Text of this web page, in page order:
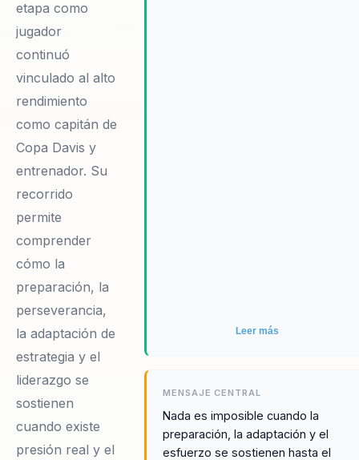
etapa como
jugador
continuó
vinculado al alto
rendimiento
como capitán de
Copa Davis y
entrenador. Su
recorrido
permite
comprender
cómo la
preparación, la
perseverancia,
la adaptación de
estrategia y el
liderazgo se
sostienen
cuando existe
presión real y el
Leer más
MENSAJE CENTRAL
Nada es imposible cuando la
preparación, la adaptación y el
esfuerzo se sostienen hasta el